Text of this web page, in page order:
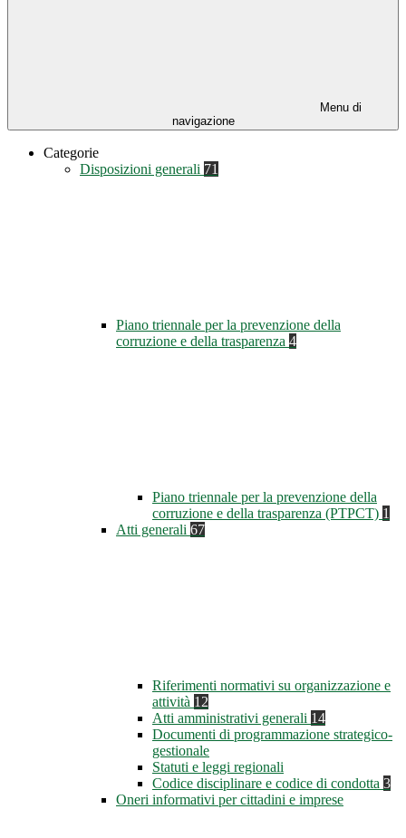
Menu di
navigazione
Categorie
Disposizioni generali 71
Piano triennale per la prevenzione della
corruzione e della trasparenza 4
Piano triennale per la prevenzione della
corruzione e della trasparenza (PTPCT) 1
Atti generali 67
Riferimenti normativi su organizzazione e
attività 12
Atti amministrativi generali 14
Documenti di programmazione strategico-
gestionale
Statuti e leggi regionali
Codice disciplinare e codice di condotta 3
Oneri informativi per cittadini e imprese